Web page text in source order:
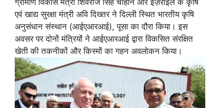
ग्रामीण विकास मंत्री शिवराज सिंह चौहान और इज़राइल के कृषि
एवं खाद्य सुरक्षा मंत्री अवि दिख्तर ने दिल्ली स्थित भारतीय कृषि
अनुसंधान संस्थान (आईएआरआई), पूसा का दौरा किया। इस
अवसर पर दोनों मंत्रियों ने आईएआरआई द्वारा विकसित संरक्षित
खेती की तकनीकों और किस्मों का गहन अवलोकन किया।